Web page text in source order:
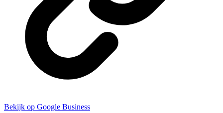
Bekijk op Google Business